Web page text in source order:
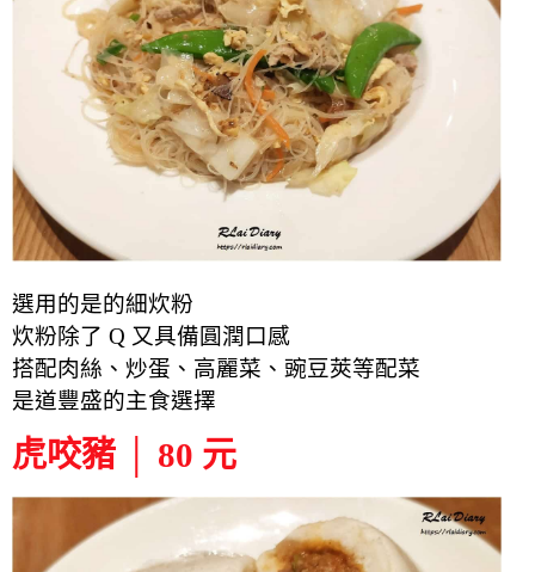
選用的是的細炊粉
炊粉除了 Q 又具備圓潤口感
搭配肉絲、炒蛋、高麗菜、豌豆莢等配菜
是道豐盛的主食選擇
虎咬豬 │ 80 元